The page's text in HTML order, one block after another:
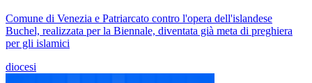
Comune di Venezia e Patriarcato contro l'opera dell'islandese
Buchel, realizzata per la Biennale, diventata già meta di preghiera
per gli islamici
diocesi